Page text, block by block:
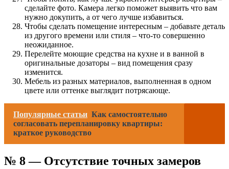
сделайте фото. Камера легко поможет выявить что вам
нужно докупить, а от чего лучше избавиться.
Чтобы сделать помещение интересным – добавьте деталь
из другого времени или стиля – что-то совершенно
неожиданное.
Перелейте моющие средства на кухне и в ванной в
оригинальные дозаторы – вид помещения сразу
изменится.
Мебель из разных материалов, выполненная в одном
цвете или оттенке выглядит потрясающе.
Популярные статьи Как самостоятельно
согласовать перепланировку квартиры:
краткое руководство
№ 8 — Отсутствие точных замеров